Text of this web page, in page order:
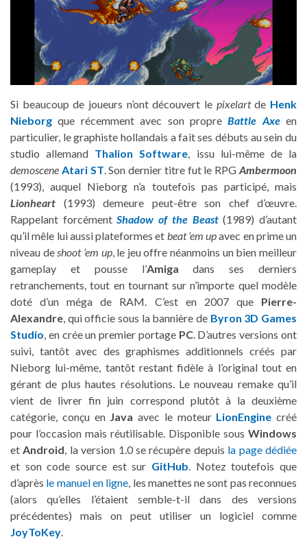
Si beaucoup de joueurs n’ont découvert le pixelartde Henk
Nieborg que récemment avec son propreBattle Axeen
particulier, le graphiste hollandais a fait ses débuts au sein du
studio allemand Thalion Software, issu lui-même de la
demoscene Atari ST. Son dernier titre fut le RPGAmbermoon
(1993), auquel Nieborg n’a toutefois pas participé, mais
Lionheart (1993) demeure peut-être son chef d’œuvre.
Rappelant forcémentShadow of the Beast(1989) d’autant
qu’il mêle lui aussi plateformes et beat ’em upavec en prime un
niveau deshoot ’em up, le jeu offre néanmoins un bien meilleur
gameplay et pousse l’Amiga dans ses derniers
retranchements, tout en tournant sur n’importe quel modèle
doté d’un méga de RAM. C’est en 2007 que Pierre-
Alexandre, qui officie sous la bannière de Byron 3D Games
Studio, en crée un premier portage PC. D’autres versions ont
suivi, tantôt avec des graphismes additionnels créés par
Nieborg lui-même, tantôt restant fidèle à l’original tout en
gérant de plus hautes résolutions. Le nouveau remake qu’il
vient de livrer fin juin correspond plutôt à la deuxième
catégorie, conçu en Java avec le moteur LionEngine créé
pour l’occasion mais réutilisable. Disponible sous Windows
etAndroid, la version 1.0 se récupère depuis la page dédiée
et son code source est sur GitHub. Notez toutefois que
d’après le manuel en ligne, les manettes ne sont pas reconnues
(alors qu’elles l’étaient semble-t-il dans des versions
précédentes) mais on peut utiliser un logiciel comme
JoyToKey.